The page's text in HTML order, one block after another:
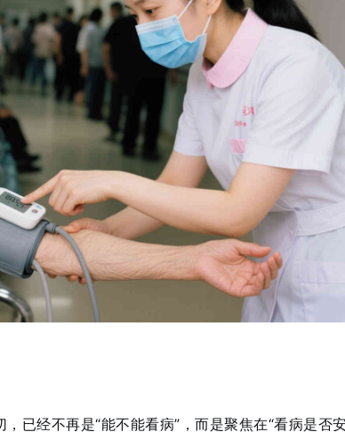
已经不再是“能不能看病”，而是聚焦在“看病是否